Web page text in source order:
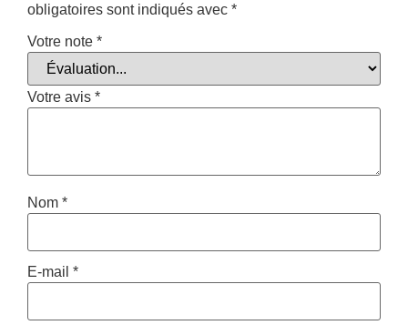
obligatoires sont indiqués avec *
Votre note *
Votre avis *
Nom *
E-mail *